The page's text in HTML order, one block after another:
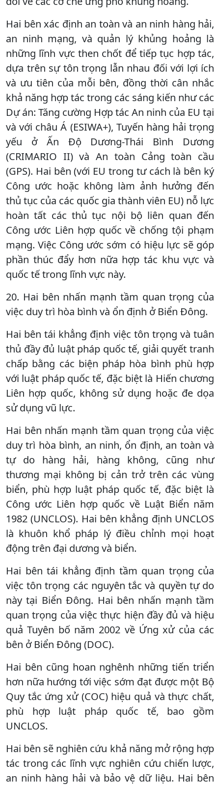
Hai bên xác định an toàn và an ninh hàng hải,
an ninh mạng, và quản lý khủng hoảng là
những lĩnh vực then chốt để tiếp tục hợp tác,
dựa trên sự tôn trọng lẫn nhau đối với lợi ích
và ưu tiên của mỗi bên, đồng thời cân nhắc
khả năng hợp tác trong các sáng kiến như các
Dự án: Tăng cường Hợp tác An ninh của EU tại
và với châu Á (ESIWA+), Tuyến hàng hải trọng
yếu ở Ấn Độ Dương-Thái Bình Dương
(CRIMARIO II) và An toàn Cảng toàn cầu
(GPS). Hai bên (với EU trong tư cách là bên ký
Công ước hoặc không làm ảnh hưởng đến
thủ tục của các quốc gia thành viên EU) nỗ lực
hoàn tất các thủ tục nội bộ liên quan đến
Công ước Liên hợp quốc về chống tội phạm
mạng. Việc Công ước sớm có hiệu lực sẽ góp
phần thúc đẩy hơn nữa hợp tác khu vực và
quốc tế trong lĩnh vực này.
20. Hai bên nhấn mạnh tầm quan trọng của
việc duy trì hòa bình và ổn định ở Biển Đông.
Hai bên tái khẳng định việc tôn trọng và tuân
thủ đầy đủ luật pháp quốc tế, giải quyết tranh
chấp bằng các biện pháp hòa bình phù hợp
với luật pháp quốc tế, đặc biệt là Hiến chương
Liên hợp quốc, không sử dụng hoặc đe dọa
sử dụng vũ lực.
Hai bên nhấn mạnh tầm quan trọng của việc
duy trì hòa bình, an ninh, ổn định, an toàn và
tự do hàng hải, hàng không, cũng như
thương mại không bị cản trở trên các vùng
biển, phù hợp luật pháp quốc tế, đặc biệt là
Công ước Liên hợp quốc về Luật Biển năm
1982 (UNCLOS). Hai bên khẳng định UNCLOS
là khuôn khổ pháp lý điều chỉnh mọi hoạt
động trên đại dương và biển.
Hai bên tái khẳng định tầm quan trọng của
việc tôn trọng các nguyên tắc và quyền tự do
này tại Biển Đông. Hai bên nhấn mạnh tầm
quan trọng của việc thực hiện đầy đủ và hiệu
quả Tuyên bố năm 2002 về Ứng xử của các
bên ở Biển Đông (DOC).
Hai bên cũng hoan nghênh những tiến triển
hơn nữa hướng tới việc sớm đạt được một Bộ
Quy tắc ứng xử (COC) hiệu quả và thực chất,
phù hợp luật pháp quốc tế, bao gồm
UNCLOS.
Hai bên sẽ nghiên cứu khả năng mở rộng hợp
tác trong các lĩnh vực nghiên cứu chiến lược,
an ninh hàng hải và bảo vệ dữ liệu. Hai bên